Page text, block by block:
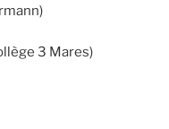
3 Mares)